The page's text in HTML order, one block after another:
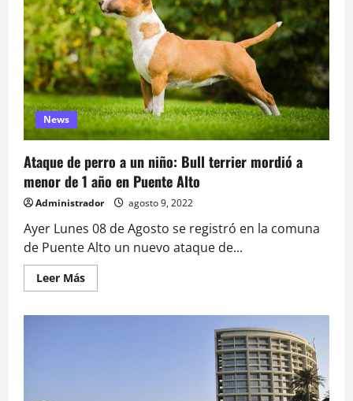
73
años
de
edad
News
Ataque de perro a un niño: Bull terrier mordió a
menor de 1 año en Puente Alto
Administrador agosto 9, 2022
Ayer Lunes 08 de Agosto se registró en la comuna
de Puente Alto un nuevo ataque de...
Leer MásLeer
más